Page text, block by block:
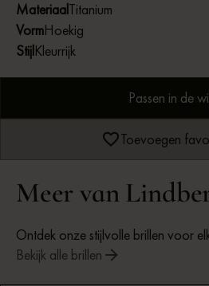
MateriaalTitanium
VormHoekig
StijlKleurrijk
Passen in de
Toevoegen
Meer van
Ontdek onze stijlvolle brillen voor
Bekijk alle brillen